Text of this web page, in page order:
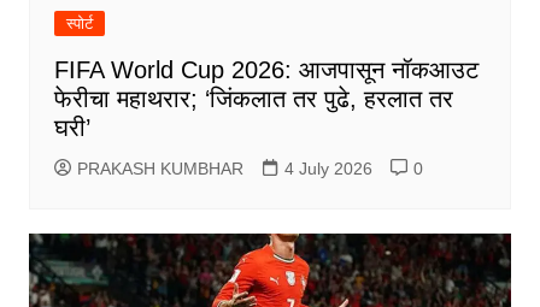
स्पोर्ट
FIFA World Cup 2026: आजपासून नॉकआउट
फेरीचा महाथरार; ‘जिंकलात तर पुढे, हरलात तर
घरी’
PRAKASH KUMBHAR 4 July 2026 0